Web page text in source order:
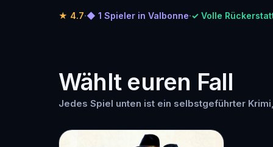
★ 4.7·◆ 1 Spieler in Valbonne·✓ Volle
Wählt euren Fall
Jedes Spiel unten ist ein selbstgeführter